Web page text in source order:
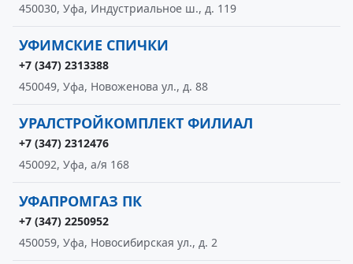
450030, Уфа, Индустриальное ш., д. 119
УФИМСКИЕ СПИЧКИ
+7 (347) 2313388
450049, Уфа, Новоженова ул., д. 88
УРАЛСТРОЙКОМПЛЕКТ ФИЛИАЛ
+7 (347) 2312476
450092, Уфа, а/я 168
УФАПРОМГАЗ ПК
+7 (347) 2250952
450059, Уфа, Новосибирская ул., д. 2